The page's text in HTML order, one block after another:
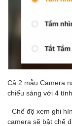
Cả 2 mẫu Camera
chiếu sáng với 4
- Chế độ xem ghi
camera sẽ bật chế